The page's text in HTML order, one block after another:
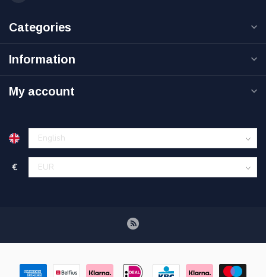
Categories
Information
My account
€